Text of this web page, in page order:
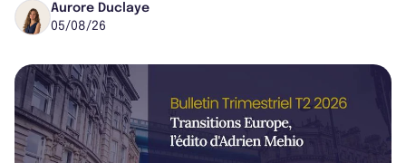
médical croissant, qui s...
Aurore Duclaye
05/08/26